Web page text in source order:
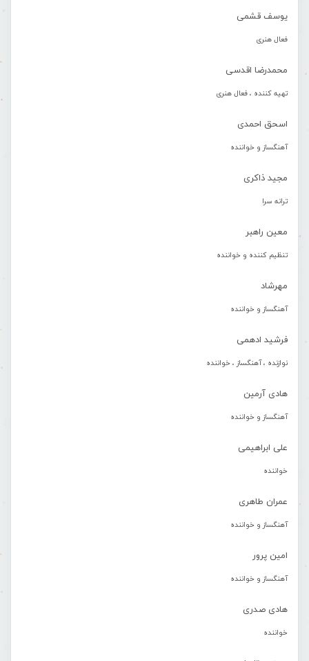
یوسف قشمی
فعال هنری
محمدرضا اقدسی
تهیه کننده ، فعال هنری
اسحق احمدی
آهنگساز و خواننده
مجید ذاکری
ترانه سرا
معین راهبر
تنظیم کننده و خواننده
مهرشاد
آهنگساز و خواننده
فرشید ادهمی
نوازنده ، آهنگساز ، خواننده
هادی آرمین
آهنگساز و خواننده
علی ابراهیمی
خواننده
عمران طاهری
آهنگساز و خواننده
امین پرور
آهنگساز و خواننده
هادی صدری
خواننده